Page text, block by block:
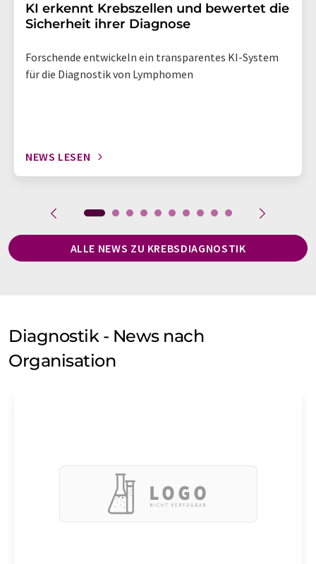
KI erkennt Krebszellen und bewertet die
Sicherheit ihrer Diagnose
Forschende entwickeln ein transparentes KI-System
für die Diagnostik von Lymphomen
NEWS LESEN
ALLE NEWS ZU KREBSDIAGNOSTIK
Diagnostik - News nach
Organisation